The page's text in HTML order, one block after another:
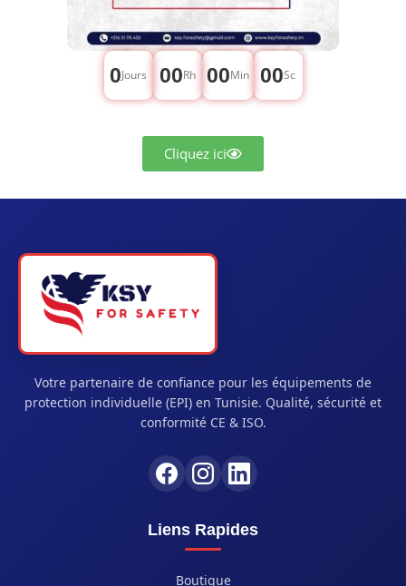
0Jours 00Rh 00Min 00Sc
Cliquez ici
Votre partenaire de confiance pour les équipements de
protection individuelle (EPI) en Tunisie. Qualité, sécurité et
conformité CE & ISO.
Liens Rapides
Boutique